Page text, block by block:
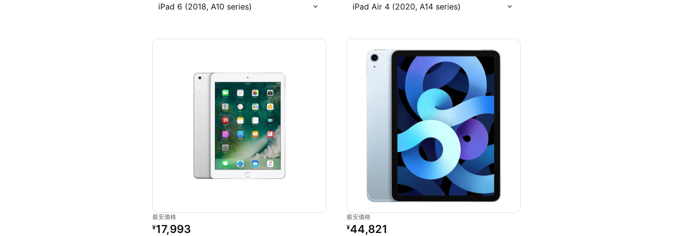
iPad 6 (2018, A10 series) iPad Air 4 (2020, A14 series)
最安価格
リファービッシュ品の価格：
¥17,993
最安価格
リファービッシュ品の価格：
¥44,821